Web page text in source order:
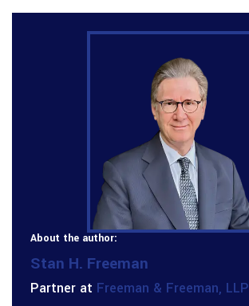
About the author:
Stan H. Freeman
Partner at Freeman & Freeman, LLP